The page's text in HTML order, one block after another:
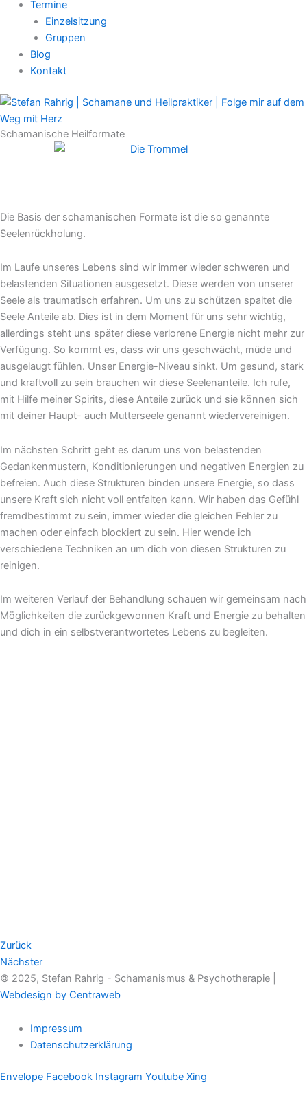
Termine
Einzelsitzung
Gruppen
Blog
Kontakt
Schamanische Heilformate
Die Basis der schamanischen Formate ist die so genannte
Seelenrückholung.
Im Laufe unseres Lebens sind wir immer wieder schweren und
belastenden Situationen ausgesetzt. Diese werden von unserer
Seele als traumatisch erfahren. Um uns zu schützen spaltet die
Seele Anteile ab. Dies ist in dem Moment für uns sehr wichtig,
allerdings steht uns später diese verlorene Energie nicht mehr zur
Verfügung. So kommt es, dass wir uns geschwächt, müde und
ausgelaugt fühlen. Unser Energie-Niveau sinkt. Um gesund, stark
und kraftvoll zu sein brauchen wir diese Seelenanteile. Ich rufe,
mit Hilfe meiner Spirits, diese Anteile zurück und sie können sich
mit deiner Haupt- auch Mutterseele genannt wiedervereinigen.
Im nächsten Schritt geht es darum uns von belastenden
Gedankenmustern, Konditionierungen und negativen Energien zu
befreien. Auch diese Strukturen binden unsere Energie, so dass
unsere Kraft sich nicht voll entfalten kann. Wir haben das Gefühl
fremdbestimmt zu sein, immer wieder die gleichen Fehler zu
machen oder einfach blockiert zu sein. Hier wende ich
verschiedene Techniken an um dich von diesen Strukturen zu
reinigen.
Im weiteren Verlauf der Behandlung schauen wir gemeinsam nach
Möglichkeiten die zurückgewonnen Kraft und Energie zu behalten
und dich in ein selbstverantwortetes Lebens zu begleiten.
Zurück
Nächster
© 2025, Stefan Rahrig - Schamanismus & Psychotherapie |
Webdesign by Centraweb
Impressum
Datenschutzerklärung
Envelope Facebook Instagram Youtube Xing